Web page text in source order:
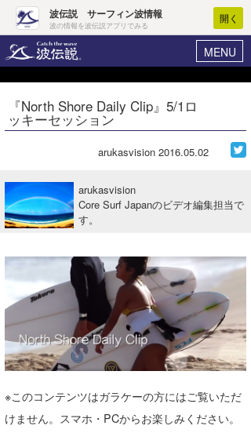
波伝説 サーフィン波情報
波の情報を波伝説アプリでみる
開く
MENU
ヘルプ マイホーム
ログイン
波情報･概況
WAVE HUNTER 波予想ツール
サーフィンエリアガイド
会員メニュー
今月のプレゼント
『North Shore Daily Clip』5/1ロ
ッキーセッション
arukasvision 2016.05.02
arukasvision
Core Surf Japanのビデオ編集担当で
す。
※このコンテンツはガラケーの方にはご覧いただ
けません。スマホ・PCからお楽しみください。
Core Surf Japan
アート＆エンタメ
トラベル
ショップ情報
ショップ情報
湘南
千葉北
伊豆
ウラナミ
お知らせ
その他
ルール＆How to